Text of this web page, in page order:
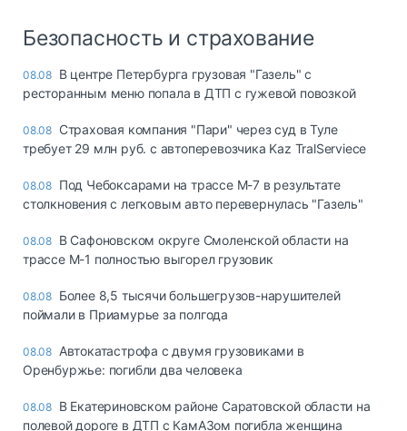
Безопасность и страхование
08.08 В центре Петербурга грузовая "Газель" с
ресторанным меню попала в ДТП с гужевой повозкой
08.08 Страховая компания "Пари" через суд в Туле
требует 29 млн руб. с автоперевозчика Kaz TralServiece
08.08 Под Чебоксарами на трассе М-7 в результате
столкновения с легковым авто перевернулась "Газель"
08.08 В Сафоновском округе Смоленской области на
трассе М-1 полностью выгорел грузовик
08.08 Более 8,5 тысячи большегрузов-нарушителей
поймали в Приамурье за полгода
08.08 Автокатастрофа с двумя грузовиками в
Оренбуржье: погибли два человека
08.08 В Екатериновском районе Саратовской области на
полевой дороге в ДТП с КамАЗом погибла женщина